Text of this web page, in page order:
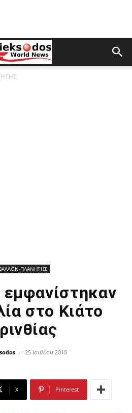
ΠΛΑΝΗΤΗΣ
στο Κιάτο
- 25 Ιουλίου 2018
X Pinterest